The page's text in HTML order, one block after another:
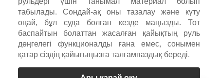
табылады. Сондай-ақ оны тазалау және күту
оңай, бұл суда болған кезде маңызды. Тот
баспайтын болаттан жасалған қайықтың руль
дөңгелегі функционалды ғана емес, сонымен
қатар сіздің қайығыңызға талғампаздық береді.